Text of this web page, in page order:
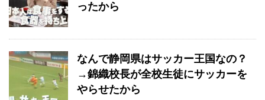
ったから
なんで静岡県はサッカー王国なの？
→錦織校長が全校生徒にサッカーを
やらせたから